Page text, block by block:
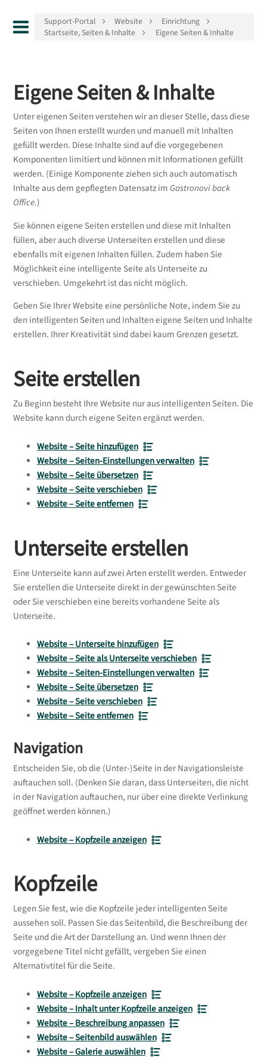
Support-Portal Website
Einrichtung
Startseite, Seiten & Inhalte
Eigene Seiten & Inhalte
Eigene Seiten & Inhalte
Unter eigenen Seiten verstehen wir an dieser Stelle, dass diese
Seiten von Ihnen erstellt wurden und manuell mit Inhalten
gefüllt werden. Diese Inhalte sind auf die vorgegebenen
Komponenten limitiert und können mit Informationen gefüllt
werden. (Einige Komponente ziehen sich auch automatisch
Inhalte aus dem gepflegten Datensatz im Gastronovi back
Office.)
Sie können eigene Seiten erstellen und diese mit Inhalten
füllen, aber auch diverse Unterseiten erstellen und diese
ebenfalls mit eigenen Inhalten füllen. Zudem haben Sie
Möglichkeit eine intelligente Seite als Unterseite zu
verschieben. Umgekehrt ist das nicht möglich.
Geben Sie Ihrer Website eine persönliche Note, indem Sie zu
den intelligenten Seiten und Inhalten eigene Seiten und Inhalte
erstellen. Ihrer Kreativität sind dabei kaum Grenzen gesetzt.
Seite erstellen
Zu Beginn besteht Ihre Website nur aus intelligenten Seiten. Die
Website kann durch eigene Seiten ergänzt werden.
Website – Seite hinzufügen
Website – Seiten-Einstellungen verwalten
Website – Seite übersetzen
Website – Seite verschieben
Website – Seite entfernen
Unterseite erstellen
Eine Unterseite kann auf zwei Arten erstellt werden. Entweder
Sie erstellen die Unterseite direkt in der gewünschten Seite
oder Sie verschieben eine bereits vorhandene Seite als
Unterseite.
Website – Unterseite hinzufügen
Website – Seite als Unterseite verschieben
Website – Seiten-Einstellungen verwalten
Website – Seite übersetzen
Website – Seite verschieben
Website – Seite entfernen
Navigation
Entscheiden Sie, ob die (Unter-)Seite in der Navigationsleiste
auftauchen soll. (Denken Sie daran, dass Unterseiten, die nicht
in der Navigation auftauchen, nur über eine direkte Verlinkung
geöffnet werden können.)
Website – Kopfzeile anzeigen
Kopfzeile
Legen Sie fest, wie die Kopfzeile jeder intelligenten Seite
aussehen soll. Passen Sie das Seitenbild, die Beschreibung der
Seite und die Art der Darstellung an. Und wenn Ihnen der
vorgegebene Titel nicht gefällt, vergeben Sie einen
Alternativtitel für die Seite.
Website – Kopfzeile anzeigen
Website – Inhalt unter Kopfzeile anzeigen
Website – Beschreibung anpassen
Website – Seitenbild auswählen
Website – Galerie auswählen